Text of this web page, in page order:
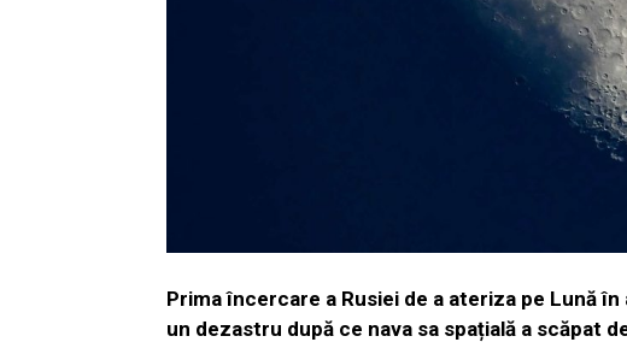
Prima încercare a Rusiei de a ateriza pe Lună
un dezastru după ce nava sa spațială a scăpat